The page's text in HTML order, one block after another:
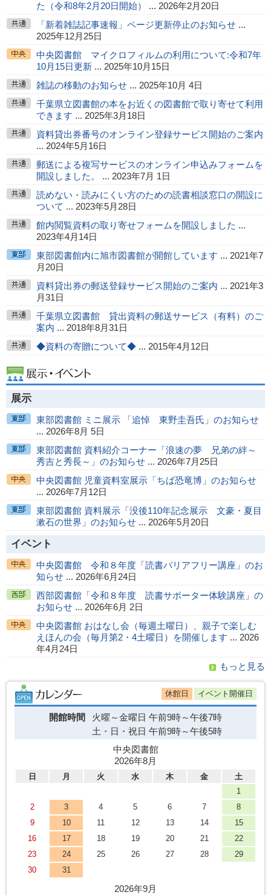
た（令和8年2月20日開始）
... 2026年2月20日
「新着雑誌記事速報」ページ更新停止のお知らせ ...
2025年12月25日
中央図書館 マイクロフィルムの利用について:令和7年
10月15日更新 ... 2025年10月15日
雑誌の移動のお知らせ ... 2025年10月 4日
千葉県立図書館の本をお近くの図書館で取り寄せて利用
できます ... 2025年3月18日
資料貸出券番号のオンライン登録サービス開始のご案内
... 2024年5月16日
郵送による複写サービスのオンライン申込みフォームを
開設しました。
... 2023年7月 1日
読めない・読みにくい方のための読書相談窓口の開設に
ついて ... 2023年5月28日
館内閲覧資料の取り寄せフォームを開設しました ...
2023年4月14日
東部図書館内に旭市図書館が開館しています ... 2021年7
月20日
資料貸出券の郵送登録サービス開始のご案内 ... 2021年3
月31日
千葉県立図書館 貸出資料の郵送サービス（有料）のご
案内 ... 2018年8月31日
◆資料の寄贈について◆ ... 2015年4月12日
展示
東部図書館 ミニ展示 「追悼 東野圭吾氏」のお知らせ
... 2026年8月 5日
東部図書館 資料紹介コーナー「浪速の夢 兄弟の絆～
秀吉と秀長～」のお知らせ ... 2026年7月25日
中央図書館 児童資料室展示「ちば恐竜博」のお知らせ
... 2026年7月12日
東部図書館 資料展示「没後110年記念展示 文豪・夏目
漱石の世界」のお知らせ ... 2026年5月20日
イベント
中央図書館 令和８年度「読書バリアフリー講座」のお
知らせ ... 2026年6月24日
西部図書館「令和８年度 読書サポーター体験講座」の
お知らせ ... 2026年6月 2日
中央図書館 おはなし会（毎週土曜日）、親子で楽しむ
えほんの会（毎月第2・4土曜日）を開催します ... 2026
年4月24日
もっと見る
イベント開催日
休館日
開館時間 火曜～金曜日 午前9時～午後7時
土・日・祝日 午前9時～午後5時
中央図書館
2026年8月
日 月 火 水 木 金
土
1
2
3 4 5 6 7
8
9
10 11 12 13 14
15
16
17 18 19 20 21
22
23
24 25 26 27 28
29
30
31
2026年9月